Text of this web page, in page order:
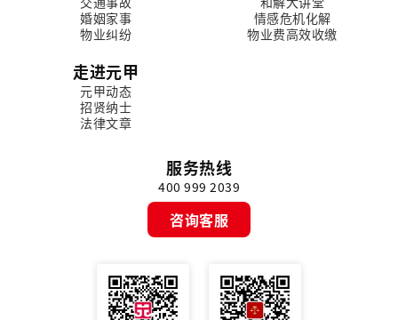
婚姻家事
物业纠纷
情感危机化解
物业费高效收缴
走进元甲
元甲动态
招贤纳士
法律文章
服务热线
400 999 2039
咨询客服